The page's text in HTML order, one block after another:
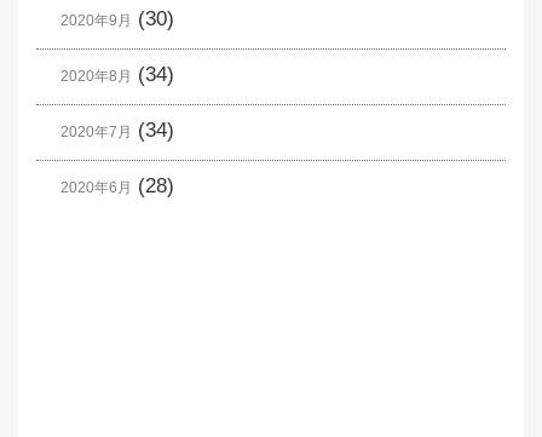
2020年9月 (30)
2020年8月 (34)
2020年7月 (34)
2020年6月 (28)